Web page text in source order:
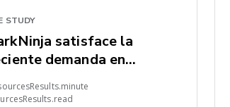
STUDY
satisface la
demanda en
difíciles del